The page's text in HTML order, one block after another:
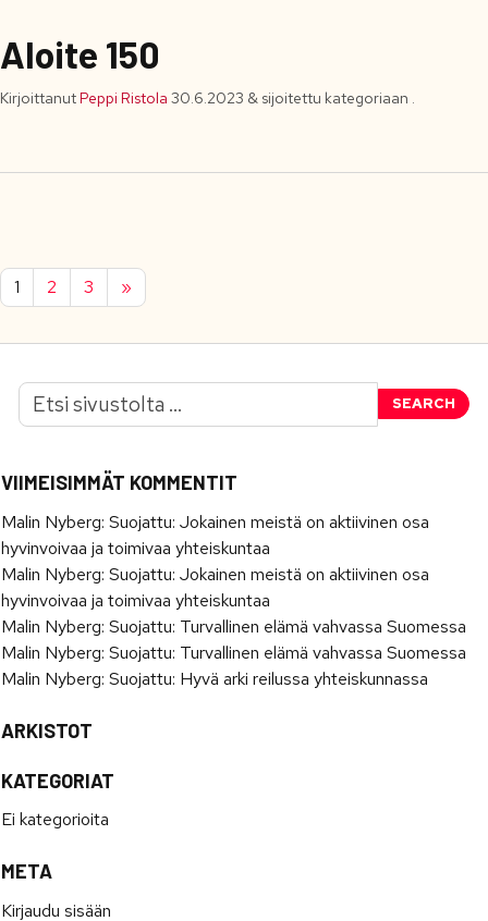
Aloite 150
KirjoittanutPeppi Ristola 30.6.2023 & sijoitettu kategoriaan .
1 2 3 »
SEARCH
VIIMEISIMMÄT KOMMENTIT
Malin Nyberg: Suojattu: Jokainen meistä on aktiivinen osa
hyvinvoivaa ja toimivaa yhteiskuntaa
Malin Nyberg: Suojattu: Jokainen meistä on aktiivinen osa
hyvinvoivaa ja toimivaa yhteiskuntaa
Malin Nyberg: Suojattu: Turvallinen elämä vahvassa Suomessa
Malin Nyberg: Suojattu: Turvallinen elämä vahvassa Suomessa
Malin Nyberg: Suojattu: Hyvä arki reilussa yhteiskunnassa
ARKISTOT
KATEGORIAT
Ei kategorioita
META
Kirjaudu sisään